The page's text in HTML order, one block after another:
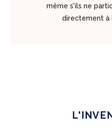
même s'ils ne
directement à